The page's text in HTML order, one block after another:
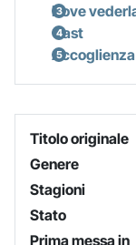
Dove
Cast
Accoglienza
Titolo originale
Genere
Stagioni
Stato
Prima messa in